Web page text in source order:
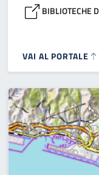
BIBLIOTECHE
VAI AL PORTALE